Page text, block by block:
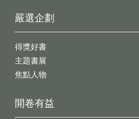
開卷有益
嚴選企劃
得獎好書
主題書展
焦點人物